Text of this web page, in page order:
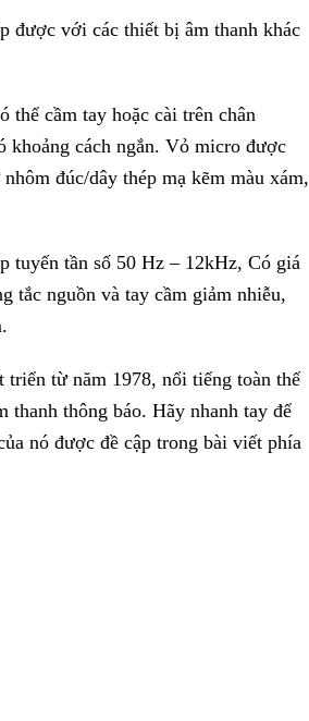
được với các thiết bị âm thanh khác
cầm tay hoặc cài trên chân
khoảng cách ngắn. Vỏ micro được
đúc/dây thép mạ kẽm màu xám,
tần số 50 Hz – 12kHz, Có giá
tắc nguồn và tay cầm giảm nhiễu,
từ năm 1978, nổi tiếng toàn thế
thông báo. Hãy nhanh tay để
nó được đề cập trong bài viết phía